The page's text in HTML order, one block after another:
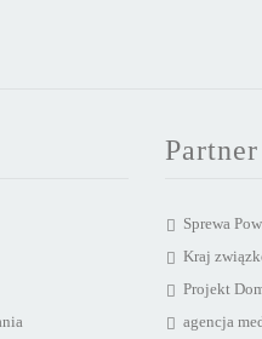
Partner
Sprewa
Kraj
Projekt
agencja